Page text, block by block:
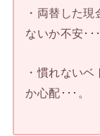
・両替した
ないか不安･･･
・慣れない
か心配･･･。